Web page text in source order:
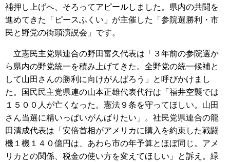
補押し上げへ、そろってアピールしました。県内の共闘を
進めてきた「ピースふくい」が主催した「参院選勝利・市
民と野党の街頭演説会」です。
立憲民主党県連合の野田富久代表は「３年前の参院選か
ら県内の野党統一を積み上げてきた。全野党の統一候補と
して山田さんの勝利に向けがんばろう」と呼びかけまし
た。国民民主党県連の山本正雄代表代行は「福井空襲では
１５００人が亡くなった。憲法９条を守ってほしい。山田
さん当選に精いっぱいがんばりたい」。社民党県連合の龍
田清成代表は「安倍首相がアメリカに購入を約束した戦闘
機１機１４０億円は、あわら市の年予算とほぼ同じ。アメ
リカとの関係、税金の使い方を変えてほしい」と訴え。緑